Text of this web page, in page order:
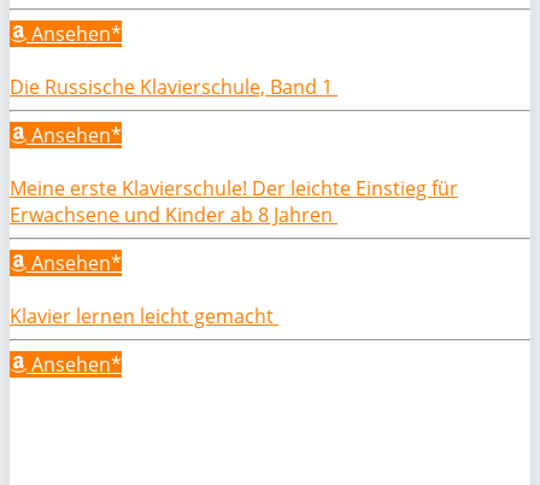
Ansehen*
Die Russische Klavierschule, Band 1
Ansehen*
Meine erste Klavierschule! Der leichte Einstieg für
Erwachsene und Kinder ab 8 Jahren
Ansehen*
Klavier lernen leicht gemacht
Ansehen*